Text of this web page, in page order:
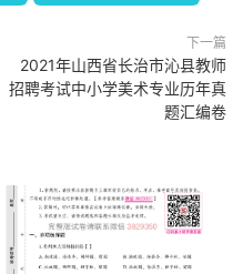
下一篇
2021年山西省长治市沁县教师
招聘考试中小学美术专业历年真
题汇编卷